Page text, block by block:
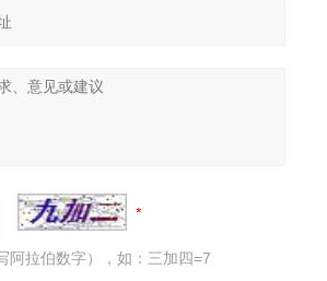
阿拉伯数字），如：三加四=7